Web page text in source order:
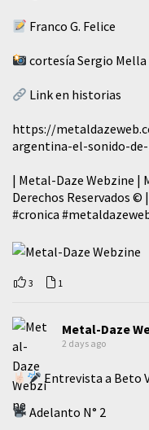
Franco G. Felice
cortesía Sergio Mella
Link en historias
https://
argentina-el-sonido-
| Metal-Daze Webzine |
Derechos Reservados © |
#cronica
3 1
Metal-Daze
2 days ago
Entrevista a Beto
Adelanto N° 2